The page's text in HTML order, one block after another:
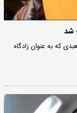
شد
که به عنوان زادگاه